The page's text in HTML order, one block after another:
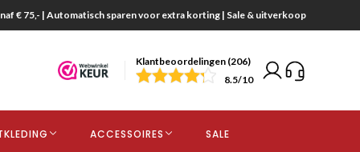
€ 75,- | Automatisch sparen voor extra korting | Sale & uitverkoop
Klantbeoordelingen (206)
8.5/10
ACCESSOIRES SALE